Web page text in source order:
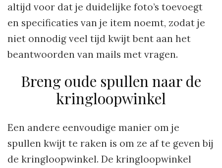
altijd voor dat je duidelijke foto’s toevoegt
en specificaties van je item noemt, zodat je
niet onnodig veel tijd kwijt bent aan het
beantwoorden van mails met vragen.
Breng oude spullen naar de
kringloopwinkel
Een andere eenvoudige manier om je
spullen kwijt te raken is om ze af te geven bij
de kringloopwinkel. De kringloopwinkel